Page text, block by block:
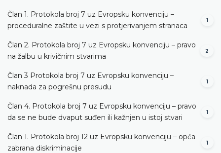
Član 1. Protokola broj 7 uz Evropsku konvenciju –
proceduralne zaštite u vezi s protjerivanjem stranaca
1
Član 2. Protokola broj 7 uz Evropsku konvenciju – pravo
na žalbu u krivičnim stvarima
2
Član 3 Protokola broj 7 uz Evropsku konvenciju –
naknada za pogrešnu presudu
1
Član 4. Protokola broj 7 uz Evropsku konvenciju – pravo
da se ne bude dvaput suđen ili kažnjen u istoj stvari
1
Član 1. Protokola broj 12 uz Evropsku konvenciju – opća
zabrana diskriminacije
1